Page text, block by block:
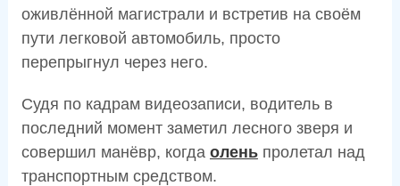
оживлённой магистрали и встретив на своём
пути легковой автомобиль, просто
перепрыгнул через него.
Судя по кадрам видеозаписи, водитель в
последний момент заметил лесного зверя и
совершил манёвр, когда оленьпролетал над
транспортным средством.